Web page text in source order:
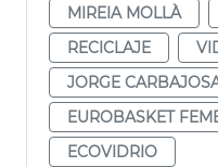
MIREIA MOLLÀ
RECICLAJE
JORGE
EUROBASKET
ECOVIDRIO